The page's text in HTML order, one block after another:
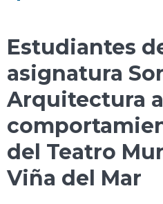
Estudiantes
asignatura
Arquitectura
del Teatro
Viña del Mar